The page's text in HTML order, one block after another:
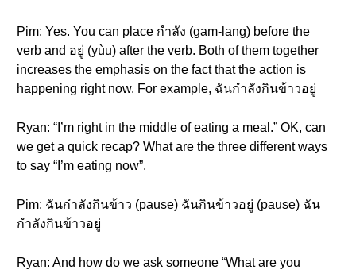
Pim: Yes. You can place กำลัง (gam-lang) before the
verb and อยู่ (yùu) after the verb. Both of them together
increases the emphasis on the fact that the action is
happening right now. For example, ฉันกำลังกินข้าวอยู่
Ryan: “I’m right in the middle of eating a meal.” OK, can
we get a quick recap? What are the three different ways
to say “I’m eating now”.
Pim: ฉันกำลังกินข้าว (pause) ฉันกินข้าวอยู่ (pause) ฉัน
กำลังกินข้าวอยู่
Ryan: And how do we ask someone “What are you